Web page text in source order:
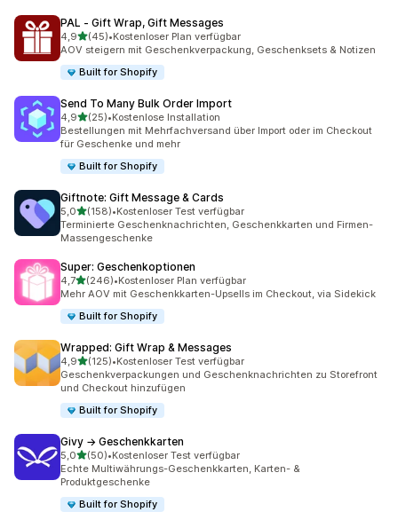
PAL ‑ Gift Wrap, Gift Messages
4,9von 5 Sternen
(45)
45 Rezensionen insgesamt
•Kostenloser Plan verfügbar
AOV steigern mit Geschenkverpackung, Geschenksets & Notizen
Built for Shopify
Send To Many Bulk Order Import
4,9von 5 Sternen
(25)
25 Rezensionen insgesamt
•Kostenlose Installation
Bestellungen mit Mehrfachversand über Import oder im Checkout
für Geschenke und mehr
Built for Shopify
Giftnote: Gift Message & Cards
5,0von 5 Sternen
(158)
158 Rezensionen insgesamt
•Kostenloser Test verfügbar
Terminierte Geschenknachrichten, Geschenkkarten und Firmen-
Massengeschenke
Super: Geschenkoptionen
4,7von 5 Sternen
(246)
246 Rezensionen insgesamt
•Kostenloser Plan verfügbar
Mehr AOV mit Geschenkkarten-Upsells im Checkout, via Sidekick
Built for Shopify
Wrapped: Gift Wrap & Messages
4,9von 5 Sternen
(125)
125 Rezensionen insgesamt
•Kostenloser Test verfügbar
Geschenkverpackungen und Geschenknachrichten zu Storefront
und Checkout hinzufügen
Built for Shopify
Givy → Geschenkkarten
5,0von 5 Sternen
(50)
50 Rezensionen insgesamt
•Kostenloser Test verfügbar
Echte Multiwährungs-Geschenkkarten, Karten- &
Produktgeschenke
Built for Shopify